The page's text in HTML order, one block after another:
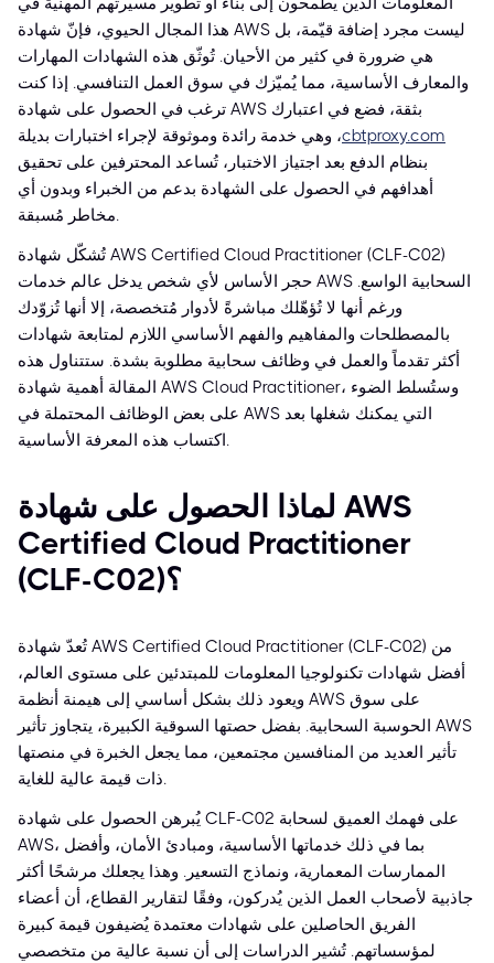
هذا المجال الحيوي، فإنّ شهادة AWS ليست مجرد إضافة قيّمة، بل
هي ضرورة في كثير من الأحيان. تُوثّق هذه الشهادات المهارات
والمعارف الأساسية، مما يُميّزك في سوق العمل التنافسي. إذا كنت
ترغب في الحصول على شهادة AWS بثقة، فضع في اعتبارك
cbtproxy.com، وهي خدمة رائدة وموثوقة لإجراء اختبارات بديلة
بنظام الدفع بعد اجتياز الاختبار، تُساعد المحترفين على تحقيق
أهدافهم في الحصول على الشهادة بدعم من الخبراء وبدون أي
مخاطر مُسبقة.
تُشكّل شهادة AWS Certified Cloud Practitioner (CLF-C02)
حجر الأساس لأي شخص يدخل عالم خدمات AWS السحابية الواسع.
ورغم أنها لا تُؤهّلك مباشرةً لأدوار مُتخصصة، إلا أنها تُزوّدك
بالمصطلحات والمفاهيم والفهم الأساسي اللازم لمتابعة شهادات
أكثر تقدماً والعمل في وظائف سحابية مطلوبة بشدة. ستتناول هذه
المقالة أهمية شهادة AWS Cloud Practitioner، وستُسلط الضوء
على بعض الوظائف المحتملة في AWS التي يمكنك شغلها بعد
اكتساب هذه المعرفة الأساسية.
لماذا الحصول على شهادة AWS
Certified Cloud Practitioner
(CLF-C02)؟
تُعدّ شهادة AWS Certified Cloud Practitioner (CLF-C02) من
أفضل شهادات تكنولوجيا المعلومات للمبتدئين على مستوى العالم،
ويعود ذلك بشكل أساسي إلى هيمنة أنظمة AWS على سوق
الحوسبة السحابية. بفضل حصتها السوقية الكبيرة، يتجاوز تأثير AWS
تأثير العديد من المنافسين مجتمعين، مما يجعل الخبرة في منصتها
ذات قيمة عالية للغاية.
يُبرهن الحصول على شهادة CLF-C02 على فهمك العميق لسحابة
AWS، بما في ذلك خدماتها الأساسية، ومبادئ الأمان، وأفضل
الممارسات المعمارية، ونماذج التسعير. وهذا يجعلك مرشحًا أكثر
جاذبية لأصحاب العمل الذين يُدركون، وفقًا لتقارير القطاع، أن أعضاء
الفريق الحاصلين على شهادات معتمدة يُضيفون قيمة كبيرة
لمؤسساتهم. تُشير الدراسات إلى أن نسبة عالية من متخصصي